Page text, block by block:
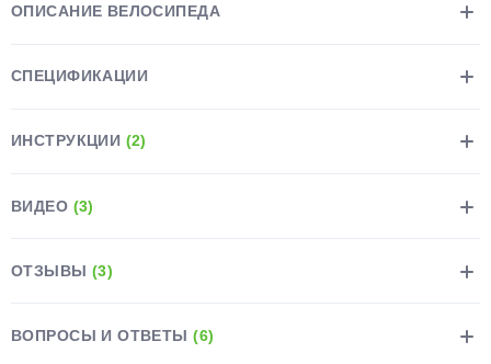
ОПИСАНИЕ ВЕЛОСИПЕДА
СПЕЦИФИКАЦИИ
ИНСТРУКЦИИ (2)
ВИДЕО (3)
ОТЗЫВЫ (3)
ВОПРОСЫ И ОТВЕТЫ(6)